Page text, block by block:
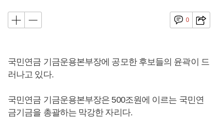
0
국민연금 기금운용본부장에 공모한 후보들의 윤곽이 드
러나고 있다.
국민연금 기금운용본부장은 500조원에 이르는 국민연
금기금을 총괄하는 막강한 자리다.